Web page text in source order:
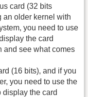
card (32 bits
an older kernel with
you need to use
the card
and see what comes
(16 bits), and if you
you need to use the
display the card